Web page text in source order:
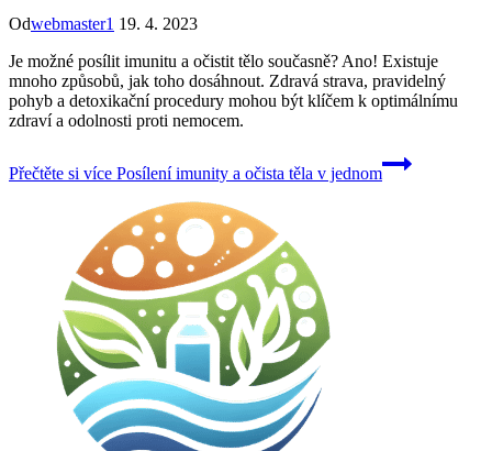
Odwebmaster1 19. 4. 2023
Je možné posílit imunitu a očistit tělo současně? Ano! Existuje
mnoho způsobů, jak toho dosáhnout. Zdravá strava, pravidelný
pohyb a detoxikační procedury mohou být klíčem k optimálnímu
zdraví a odolnosti proti nemocem.
Přečtěte si více Posílení imunity a očista těla v jednom